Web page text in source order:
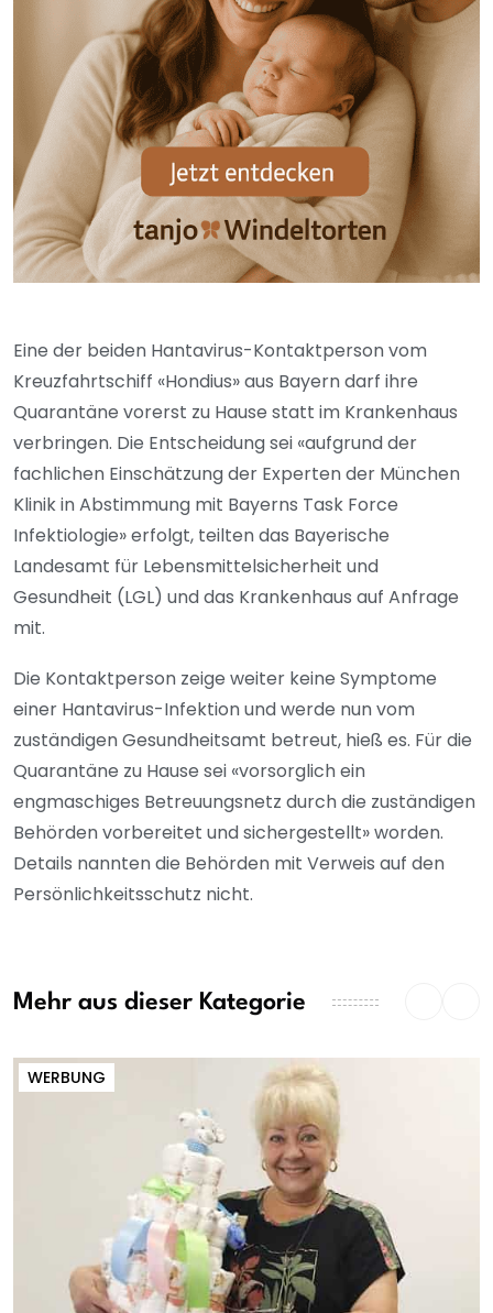
Eine der beiden Hantavirus-Kontaktperson vom
Kreuzfahrtschiff «Hondius» aus Bayern darf ihre
Quarantäne vorerst zu Hause statt im Krankenhaus
verbringen. Die Entscheidung sei «aufgrund der
fachlichen Einschätzung der Experten der München
Klinik in Abstimmung mit Bayerns Task Force
Infektiologie» erfolgt, teilten das Bayerische
Landesamt für Lebensmittelsicherheit und
Gesundheit (LGL) und das Krankenhaus auf Anfrage
mit.
Die Kontaktperson zeige weiter keine Symptome
einer Hantavirus-Infektion und werde nun vom
zuständigen Gesundheitsamt betreut, hieß es. Für die
Quarantäne zu Hause sei «vorsorglich ein
engmaschiges Betreuungsnetz durch die zuständigen
Behörden vorbereitet und sichergestellt» worden.
Details nannten die Behörden mit Verweis auf den
Persönlichkeitsschutz nicht.
Mehr aus dieser Kategorie
WERBUNG